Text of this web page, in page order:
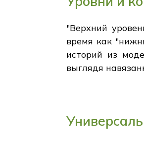
"Верхний
время как
историй из
выглядя